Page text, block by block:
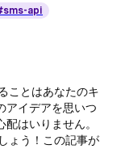
api
ことはあなたのキ
アイデアを思いつ
はいりません。
ょう！この記事が